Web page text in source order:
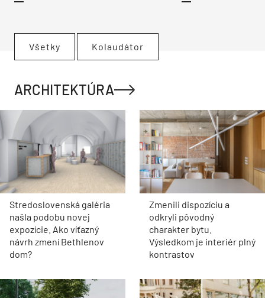
Všetky Kolaudátor
ARCHITEKTÚRA
Stredoslovenská galéria
našla podobu novej
expozície. Ako víťazný
návrh zmení Bethlenov
dom?
Zmenili dispozíciu a
odkryli pôvodný
charakter bytu.
Výsledkom je interiér plný
kontrastov